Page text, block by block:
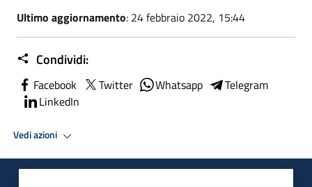
Ultimo aggiornamento: 24 febbraio 2022, 15:44
Condividi:
Facebook Twitter Whatsapp
Telegram
LinkedIn
Vedi azioni